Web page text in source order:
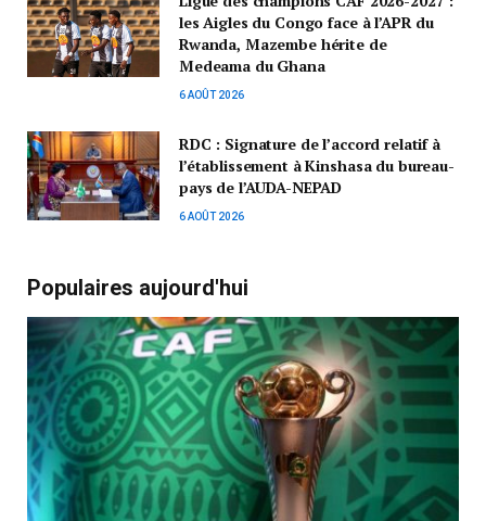
les Aigles du Congo face à l’APR du
Rwanda, Mazembe hérite de
Medeama du Ghana
6 AOÛT 2026
RDC : Signature de l’accord relatif à
l’établissement à Kinshasa du bureau-
pays de l’AUDA-NEPAD
6 AOÛT 2026
Populaires aujourd'hui